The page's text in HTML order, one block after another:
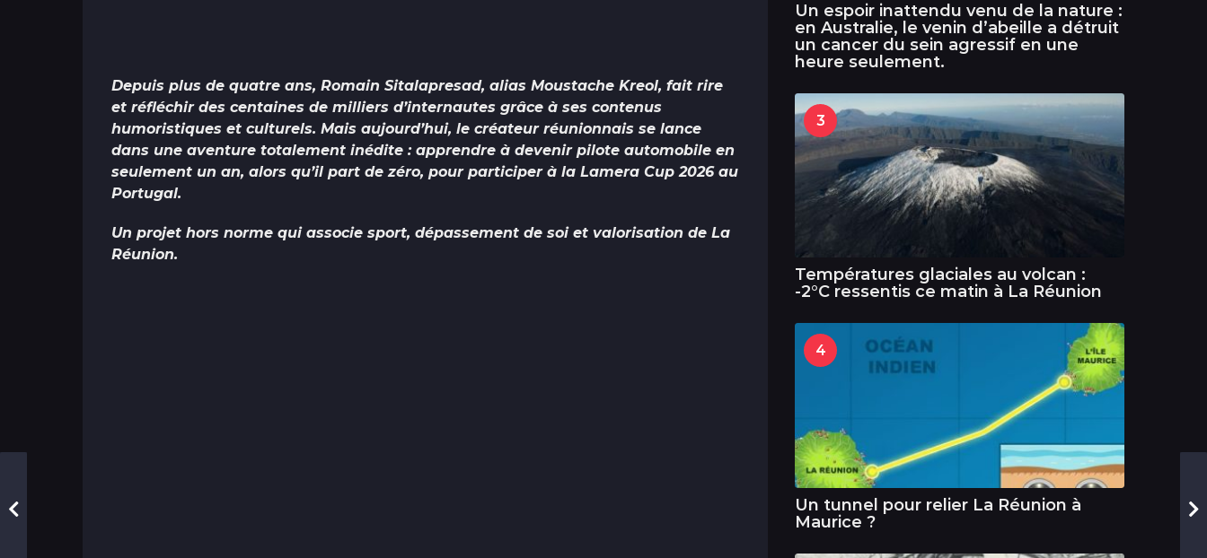
Depuis plus de quatre ans, Romain Sitalapresad, alias Moustache Kreol, fait rire
et réfléchir des centaines de milliers d’internautes grâce à ses contenus
humoristiques et culturels. Mais aujourd’hui, le créateur réunionnais se lance
dans une aventure totalement inédite : apprendre à devenir pilote automobile en
seulement un an, alors qu’il part de zéro, pour participer à la Lamera Cup 2026 au
Portugal.
Un projet hors norme qui associe sport, dépassement de soi et valorisation de La
Réunion.
Un espoir inattendu venu de la nature :
en Australie, le venin d’abeille a détruit
un cancer du sein agressif en une
heure seulement.
3
Températures glaciales au volcan :
-2°C ressentis ce matin à La Réunion
4
Un tunnel pour relier La Réunion à
Maurice ?